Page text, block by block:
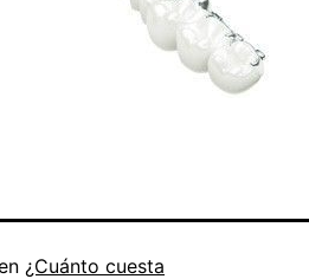
¿Cuánto cuesta